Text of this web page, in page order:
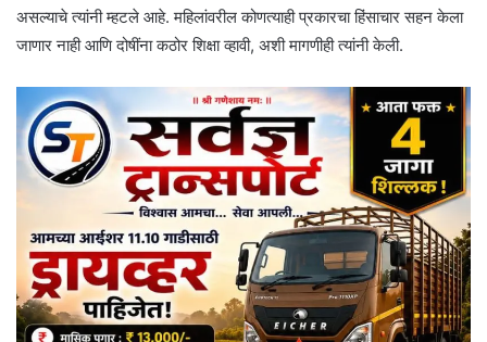
असल्याचे त्यांनी म्हटले आहे. महिलांवरील कोणत्याही प्रकारचा हिंसाचार सहन केला
जाणार नाही आणि दोषींना कठोर शिक्षा व्हावी, अशी मागणीही त्यांनी केली.